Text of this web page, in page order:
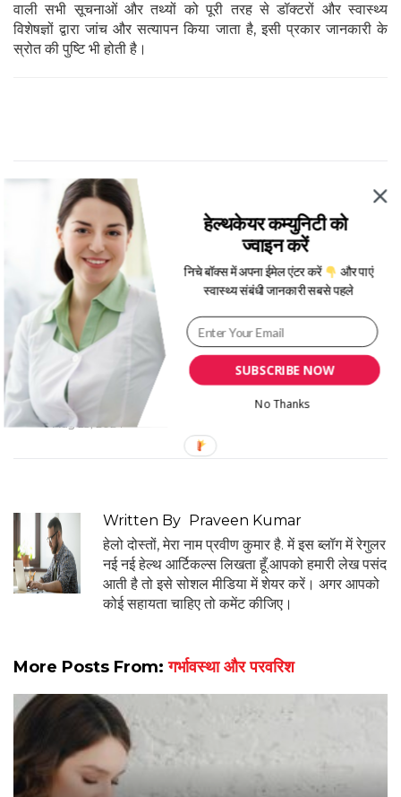
वाली सभी सूचनाओं और तथ्यों को पूरी तरह से डॉक्टरों और स्वास्थ्य
विशेषज्ञों द्वारा जांच और सत्यापन किया जाता है, इसी प्रकार जानकारी के
स्रोत की पुष्टि भी होती है।
Causes of Morning Sickness During
Pregnancy In Hindi, pregnancy me
morning sickness ke karan in hindi,
pregnancy me morning sickness ke
lakshan in hindi,pregnancy me
morning sickness se bachne ke
upay in hindi ,
Pregnancy Morning
Sickness in Hindi,
प्रेगनेंसी में मॉर्निंग
मॉर्निंग सिकनेस के कारण
मॉर्निंग
सिकनेस के लक्षण
Category
गर्भावस्था और परवरिश
Date
Aug 23, 2024
Written By
Praveen Kumar
हेलो दोस्तों, मेरा नाम प्रवीण कुमार है. में इस ब्लॉग में रेगुलर
नई नई हेल्थ आर्टिकल्स लिखता हूँ.आपको हमारी लेख पसंद
आती है तो इसे सोशल मीडिया में शेयर करें। अगर आपको
कोई सहायता चाहिए तो कमेंट कीजिए।
More Posts From:गर्भावस्था और परवरिश
SUBSCRIBE NOW
हेल्थकेयर कम्युनिटी को
ज्वाइन करें
निचे बॉक्स में अपना ईमेल एंटर करें
और पाएं
स्वास्थ्य संबंधी जानकारी सबसे पहले
No Thanks